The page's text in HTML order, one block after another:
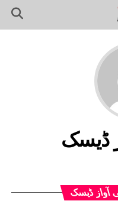
ڈیسک